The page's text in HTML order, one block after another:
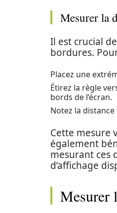
Mesurer la
Il est crucial
bordures.
Placez une
Étirez la règle
bords de l’écran.
Notez la
Cette mesure
également
mesurant ces
d’affichage
Mesurer